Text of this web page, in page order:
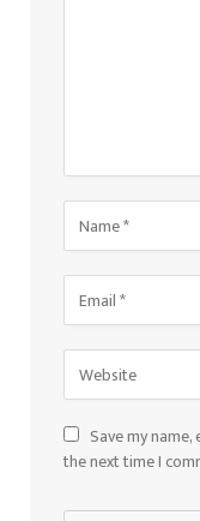
Save my
the next time I